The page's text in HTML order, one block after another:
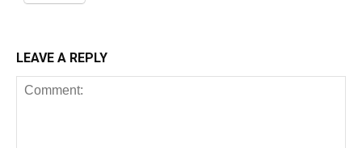
LEAVE A REPLY